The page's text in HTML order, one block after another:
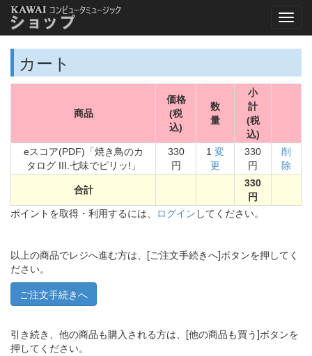
カート
商品
価格
(税
込)
数
量
小
計
(税
込)
eスコア(PDF)「焼き鳥のカ
タログ III.七味でピリッ!」
330
円
1 変
更
330
円
削
除
合計
330
円
ポイントを取得・利用するには、 ログイン してください。
以上の商品でレジへ進む方は、[ご注文手続きへ]ボタンを押してく
ださい。
引き続き、他の商品も購入される方は、[他の商品も買う]ボタンを
押してください。